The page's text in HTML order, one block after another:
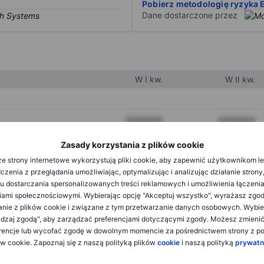
Zasady korzystania z plików cookie
strony internetowe wykorzystują pliki cookie, aby zapewnić użytkownikom
z przeglądania umożliwiając, optymalizując i analizując działanie
dostarczania spersonalizowanych treści reklamowych i umożliwienia
społecznościowymi. Wybierając opcję "Akceptuj wszystko", wyrażasz
z plików cookie i związane z tym przetwarzanie danych osobowych.
zgodą", aby zarządzać preferencjami dotyczącymi zgody. Możesz
lub wycofać zgodę w dowolnym momencie za pośrednictwem strony z
cookie. Zapoznaj się z naszą polityką plików cookie i naszą polityką
Pobierz metodologię ryzyka
Dane dostarczone przez
W I kw. W II kw.
XXXXXXX XXXXXXX
XXXXXXX
XXXXXXX XXXXXXX
XXXXXXX XXXXXXX
XXXXXXX